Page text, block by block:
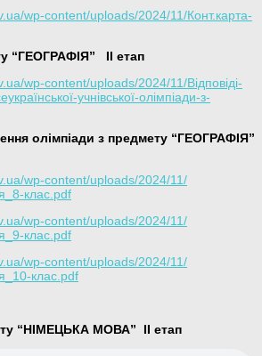
wp-content/uploads/2024/11/Конт.карта-
“ГЕОГРАФІЯ”
ІІ етап
wp-content/uploads/2024/11/Відповіді-
учнівської-олімпіади-з-
олімпіади з предмету “ГЕОГРАФІЯ”
wp-content/uploads/2024/11/
клас.pdf
wp-content/uploads/2024/11/
клас.pdf
wp-content/uploads/2024/11/
клас.pdf
“НІМЕЦЬКА МОВА” ІІ етап